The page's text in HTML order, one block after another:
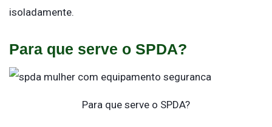
isoladamente.
Para que serve o SPDA?
Para que serve o SPDA?